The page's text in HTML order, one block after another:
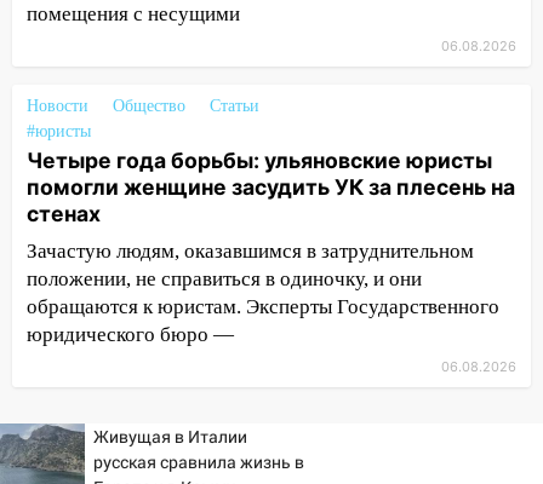
10:16 Внимание! В Ульяновской области
10:00
В Старомайнском районе утонул
51-летний мужчина
09:50 В Ульяновске черный коршун
застрял в тепловозе
юному велосипедисту на улице
Чернышевского
08:21 В Заволжском районе украли два
тридцатиградусная жара: какая будет
погода в четверг
помещения с несущими
06.08.2026
Новости Общество
Статьи
#юристы
Четыре года борьбы: ульяновские юристы
помогли женщине засудить УК за плесень на
стенах
Зачастую людям, оказавшимся в затруднительном
положении, не справиться в одиночку, и они
обращаются к юристам. Эксперты Государственного
юридического бюро —
06.08.2026
Живущая в Италии
русская сравнила жизнь в